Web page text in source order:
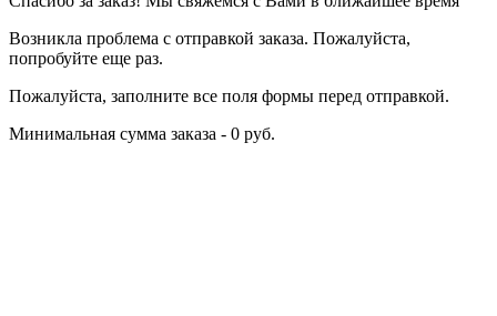
Возникла проблема с отправкой заказа. Пожалуйста,
попробуйте еще раз.
Пожалуйста, заполните все поля формы перед отправкой.
Минимальная сумма заказа - 0 руб.